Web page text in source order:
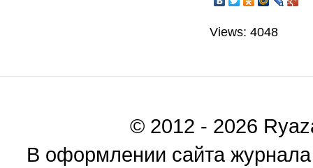
Views: 4048
© 2012 - 2026
В оформлении сайта